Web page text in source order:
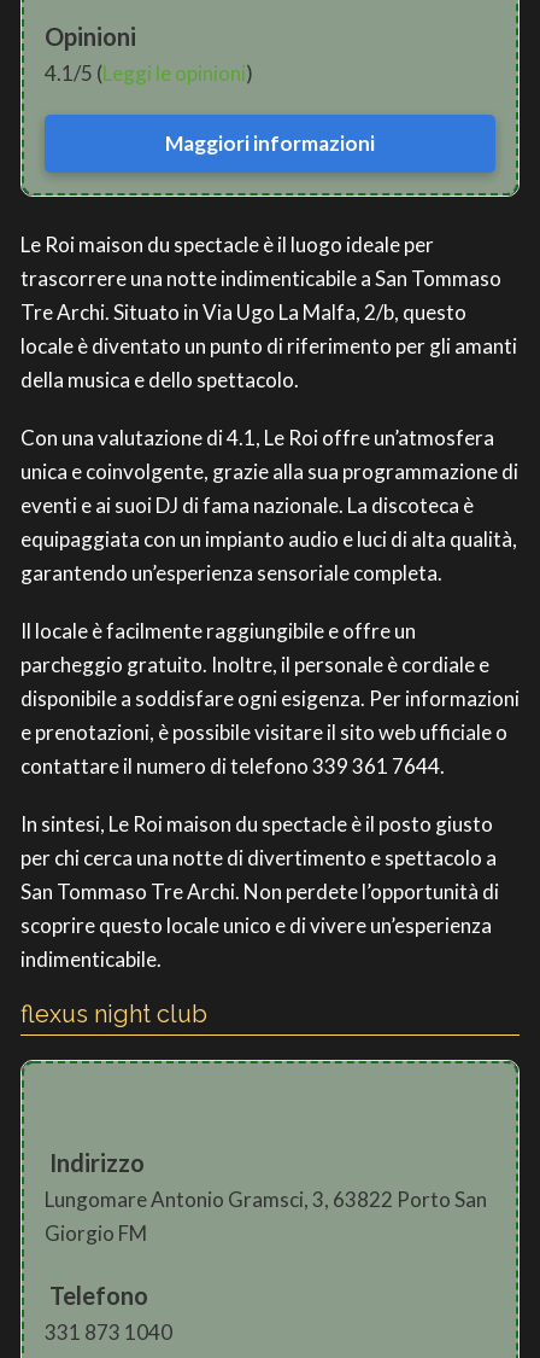
Opinioni
4.1/5 (Leggi le opinioni)
Maggiori informazioni
Le Roi maison du spectacle è il luogo ideale per
trascorrere una notte indimenticabile a San Tommaso
Tre Archi. Situato in Via Ugo La Malfa, 2/b, questo
locale è diventato un punto di riferimento per gli amanti
della musica e dello spettacolo.
Con una valutazione di 4.1, Le Roi offre un’atmosfera
unica e coinvolgente, grazie alla sua programmazione di
eventi e ai suoi DJ di fama nazionale. La discoteca è
equipaggiata con un impianto audio e luci di alta qualità,
garantendo un’esperienza sensoriale completa.
Il locale è facilmente raggiungibile e offre un
parcheggio gratuito. Inoltre, il personale è cordiale e
disponibile a soddisfare ogni esigenza. Per informazioni
e prenotazioni, è possibile visitare il sito web ufficiale o
contattare il numero di telefono 339 361 7644.
In sintesi, Le Roi maison du spectacle è il posto giusto
per chi cerca una notte di divertimento e spettacolo a
San Tommaso Tre Archi. Non perdete l’opportunità di
scoprire questo locale unico e di vivere un’esperienza
indimenticabile.
flexus night club
Indirizzo
Lungomare Antonio Gramsci, 3, 63822 Porto San
Giorgio FM
Telefono
331 873 1040